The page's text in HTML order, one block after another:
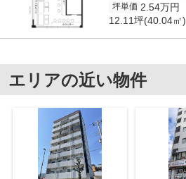
坪単価 2.54万円
12.11坪(40.04㎡)
エリアの近い物件